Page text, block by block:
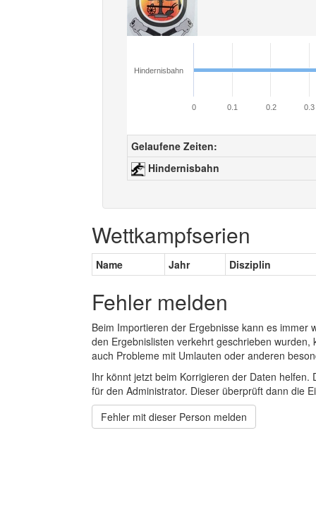
Hindernisbahn
0 0.1 0.2 0.3
Gelaufene Zeiten:
Hindernisbahn
Wettkampfserien
Name Jahr Disziplin
Fehler melden
Beim Importieren der Ergebnisse kann es
den Ergebnislisten verkehrt geschrieben
auch Probleme mit Umlauten oder anderen
Ihr könnt jetzt beim Korrigieren der Daten
für den Administrator. Dieser überprüft dann die
Fehler mit dieser Person melden